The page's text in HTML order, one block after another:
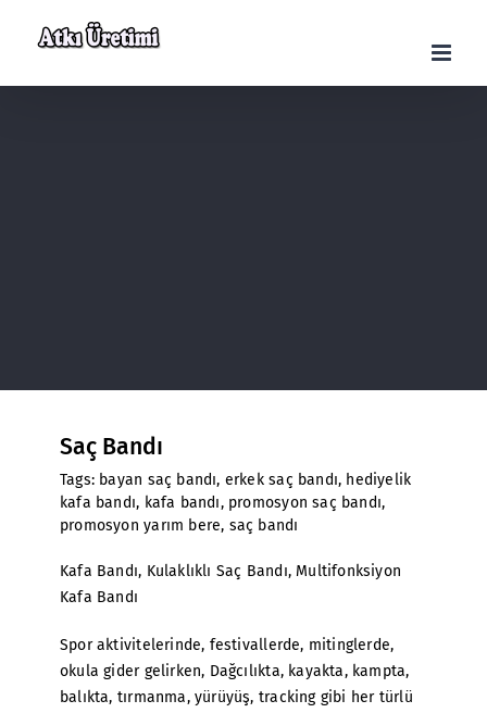
Saç Bandı
Tags: bayan saç bandı, erkek saç bandı, hediyelik
kafa bandı, kafa bandı, promosyon saç bandı,
promosyon yarım bere, saç bandı
Kafa Bandı, Kulaklıklı Saç Bandı, Multifonksiyon
Kafa Bandı
Spor aktivitelerinde, festivallerde, mitinglerde,
okula gider gelirken, Dağcılıkta, kayakta, kampta,
balıkta, tırmanma, yürüyüş, tracking gibi her türlü